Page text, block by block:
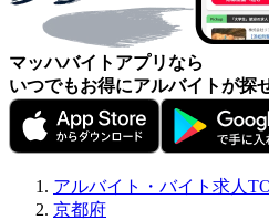
マッハバイトアプリなら
いつでもお得にアルバイトが探
アルバイト・バイト求人
京都府